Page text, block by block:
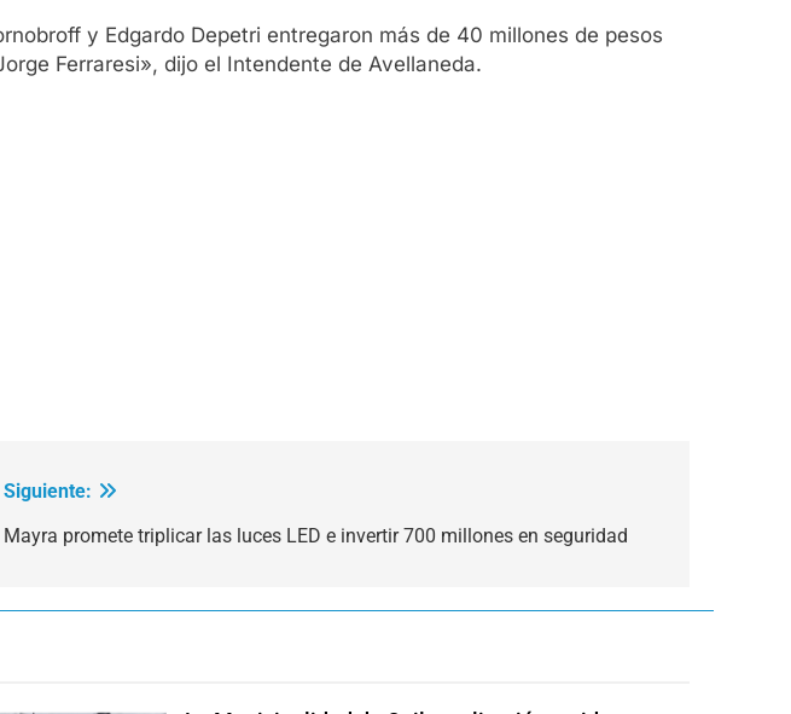
y Edgardo Depetri entregaron más de 40 millones de pesos
Ferraresi», dijo el Intendente de Avellaneda.
Siguiente:
Mayra promete triplicar las luces LED e invertir 700 millones en seguridad